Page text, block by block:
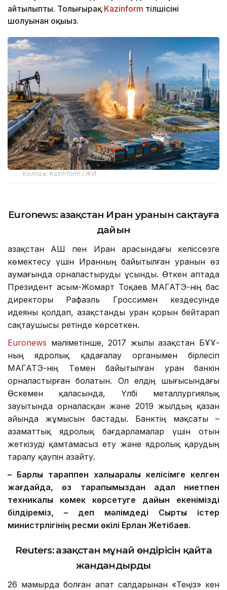
айтылыпты. Толығырақ Kazinform тілшісінің
шолуынан оқыңыз.
Коллаж: Kazinform / ЖИ
Euronews: Қазақстан Иран уранын сақтауға
дайын
Қазақстан АҚШ пен Иран арасындағы келіссөзге
көмектесу үшін Иранның байытылған уранын өз
аумағында орналастыруды ұсынды. Өткен аптада
Президент Қасым-Жомарт Тоқаев МАГАТЭ-нің бас
директоры Рафаэль Гроссимен кездесуінде
идеяны қолдап, Қазақстанды уран қорын бейтарап
сақтаушысы ретінде көрсеткен.
Euronews мәліметінше, 2017 жылы Қазақстан БҰҰ-
ның ядролық қадағалау органымен бірлесіп
МАГАТЭ-нің Төмен байытылған уран банкін
орналастырған болатын. Ол елдің шығысындағы
Өскемен қаласында, Үлбі металлургиялық
зауытында орналасқан және 2019 жылдың қазан
айында жұмысын бастады. Банктің мақсаты –
азаматтық ядролық бағдарламалар үшін отын
жеткізуді қамтамасыз ету және ядролық қарудың
таралу қаупін азайту.
– Барлық тараппен халықаралық келісімге келген
жағдайда, өз тарапымыздан адал ниетпен
техникалық көмек көрсетуге дайын екенімізді
білдіреміз, – деп мәлімдеді Сыртқы істер
министрлігінің ресми өкілі Ерлан Жетібаев.
Reuters: Қазақстан мұнай өндірісін қайта
жандандырды
26 мамырда болған апат салдарынан «Теңіз» кен